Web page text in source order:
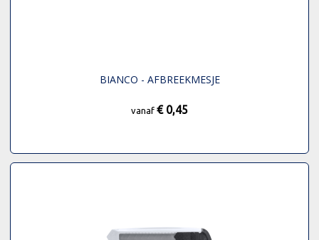
BIANCO - AFBREEKMESJE
vanaf € 0,45